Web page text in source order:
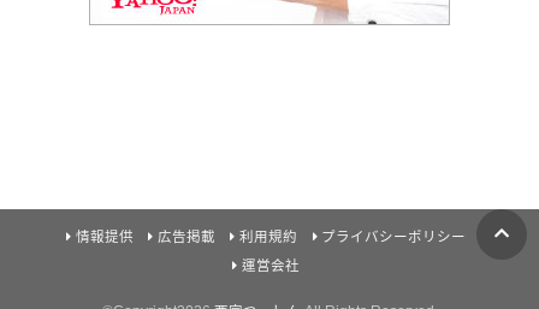
情報提供 広告掲載 利用規約
プライバシーポリシー
運営会社